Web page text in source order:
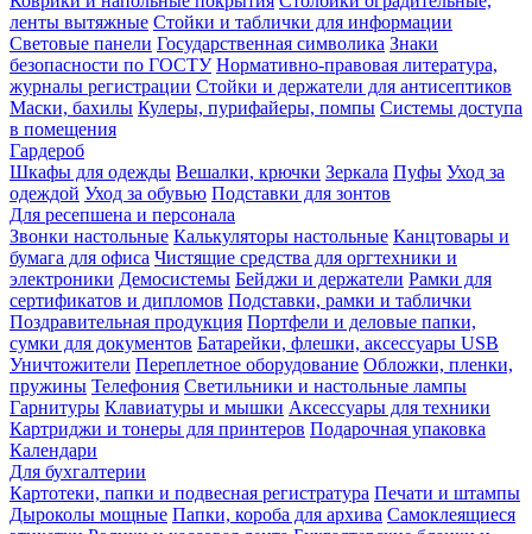
ленты вытяжные Стойки и таблички для информации
Световые панели Государственная символика Знаки
безопасности по ГОСТУ Нормативно-правовая литература,
журналы регистрации Стойки и держатели для антисептиков
Маски, бахилы Кулеры, пурифайеры, помпы Системы доступа
в помещения
Гардероб
Шкафы для одежды Вешалки, крючки Зеркала Пуфы Уход за
одеждой Уход за обувью Подставки для зонтов
Для ресепшена и персонала
Звонки настольные Калькуляторы настольные Канцтовары и
бумага для офиса Чистящие средства для оргтехники и
электроники Демосистемы Бейджи и держатели Рамки для
сертификатов и дипломов Подставки, рамки и таблички
Поздравительная продукция Портфели и деловые папки,
сумки для документов Батарейки, флешки, аксессуары USB
Уничтожители Переплетное оборудование Обложки, пленки,
пружины Телефония Светильники и настольные лампы
Гарнитуры Клавиатуры и мышки Аксессуары для техники
Картриджи и тонеры для принтеров Подарочная упаковка
Календари
Для бухгалтерии
Картотеки, папки и подвесная регистратура Печати и штампы
Дыроколы мощные Папки, короба для архива Самоклеящиеся